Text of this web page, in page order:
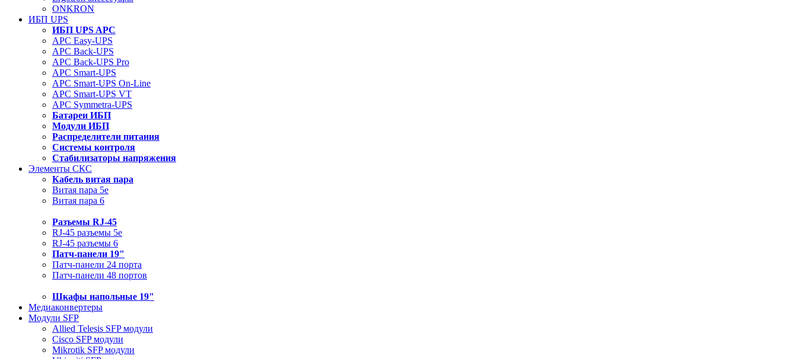
ONKRON
ИБП UPS
ИБП UPS APC
APC Easy-UPS
APC Back-UPS
APC Back-UPS Pro
APC Smart-UPS
APC Smart-UPS On-Line
APC Smart-UPS VT
APC Symmetra-UPS
Батареи ИБП
Модули ИБП
Распределители питания
Системы контроля
Стабилизаторы напряжения
Элементы СКС
Кабель витая пара
Витая пара 5e
Витая пара 6
Разъемы RJ-45
RJ-45 разъемы 5e
RJ-45 разъемы 6
Патч-панели 19"
Патч-панели 24 порта
Патч-панели 48 портов
Шкафы напольные 19"
Медиаконвертеры
Модули SFP
Allied Telesis SFP модули
Cisco SFP модули
Mikrotik SFP модули